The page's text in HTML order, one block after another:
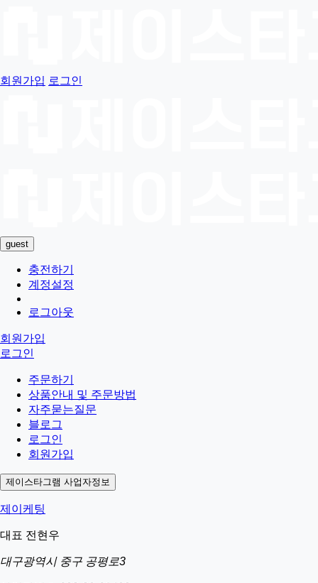
회원가입 로그인
guest
충전하기
계정설정
로그아웃
회원가입
로그인
주문하기
상품안내 및 주문방법
자주묻는질문
블로그
로그인
회원가입
제이스타그램 사업자정보
제이케팅
대표 전현우
대구광역시 중구 공평로3